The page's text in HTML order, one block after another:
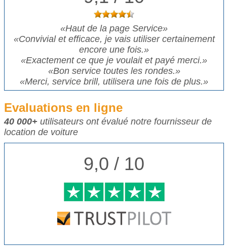
«Haut de la page Service»
«Convivial et efficace, je vais utiliser certainement
encore une fois.»
«Exactement ce que je voulait et payé merci.»
«Bon service toutes les rondes.»
«Merci, service brill, utilisera une fois de plus.»
Evaluations en ligne
40 000+ utilisateurs ont évalué notre fournisseur de
location de voiture
9,0 / 10